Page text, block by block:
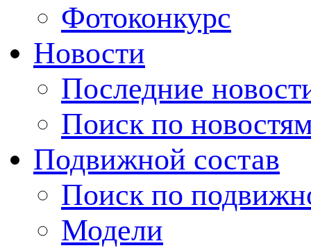
Фотоконкурс
Новости
Последние
Поиск по
Подвижной состав
Поиск по
Модели